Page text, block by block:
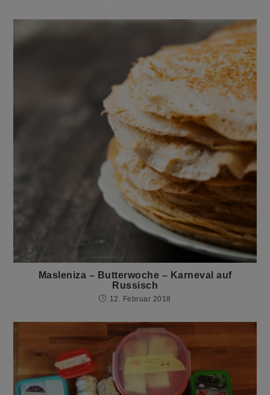
Masleniza – Butterwoche – Karneval auf
Russisch
12. Februar 2018